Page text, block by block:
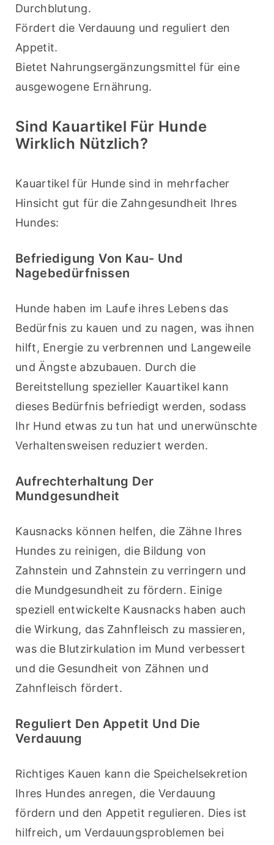
Durchblutung.
Fördert die Verdauung und reguliert den
Appetit.
Bietet Nahrungsergänzungsmittel für eine
ausgewogene Ernährung.
Sind Kauartikel Für Hunde
Wirklich Nützlich?
Kauartikel für Hunde sind in mehrfacher
Hinsicht gut für die Zahngesundheit Ihres
Hundes:
Befriedigung Von Kau- Und
Nagebedürfnissen
Hunde haben im Laufe ihres Lebens das
Bedürfnis zu kauen und zu nagen, was ihnen
hilft, Energie zu verbrennen und Langeweile
und Ängste abzubauen. Durch die
Bereitstellung spezieller Kauartikel kann
dieses Bedürfnis befriedigt werden, sodass
Ihr Hund etwas zu tun hat und unerwünschte
Verhaltensweisen reduziert werden.
Aufrechterhaltung Der
Mundgesundheit
Kausnacks können helfen, die Zähne Ihres
Hundes zu reinigen, die Bildung von
Zahnstein und Zahnstein zu verringern und
die Mundgesundheit zu fördern. Einige
speziell entwickelte Kausnacks haben auch
die Wirkung, das Zahnfleisch zu massieren,
was die Blutzirkulation im Mund verbessert
und die Gesundheit von Zähnen und
Zahnfleisch fördert.
Reguliert Den Appetit Und Die
Verdauung
Richtiges Kauen kann die Speichelsekretion
Ihres Hundes anregen, die Verdauung
fördern und den Appetit regulieren. Dies ist
hilfreich, um Verdauungsproblemen bei